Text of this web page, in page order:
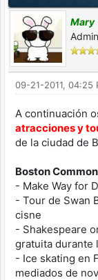
Mary
09-21-2011, 04:25
A continuación
atracciones y
de la ciudad de
Boston
- Make Way for
- Tour de Swan
cisne
- Shakespeare
gratuita durante
- Ice skating en
mediados de